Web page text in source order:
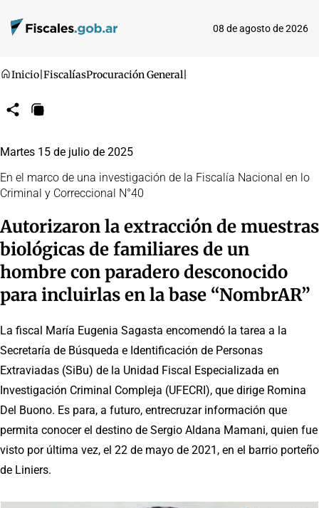
08 de agosto de 2026
Inicio FiscalíasProcuración General
CompartirCopiar
Martes 15 de julio de 2025
En el marco de una investigación de la Fiscalía Nacional en lo
Criminal y Correccional N°40
Autorizaron la extracción de muestras
biológicas de familiares de un
hombre con paradero desconocido
para incluirlas en la base “NombrAR”
La fiscal María Eugenia Sagasta encomendó la tarea a la
Secretaría de Búsqueda e Identificación de Personas
Extraviadas (SiBu) de la Unidad Fiscal Especializada en
Investigación Criminal Compleja (UFECRI), que dirige Romina
Del Buono. Es para, a futuro, entrecruzar información que
permita conocer el destino de Sergio Aldana Mamani, quien fue
visto por última vez, el 22 de mayo de 2021, en el barrio porteño
de Liniers.